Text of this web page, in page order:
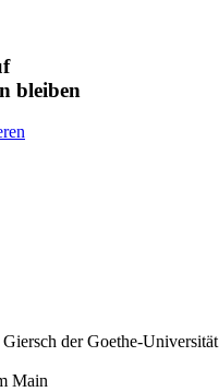
bleiben
der Goethe-Universität
Main